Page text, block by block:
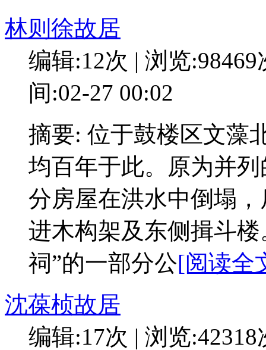
林则徐故居
编辑:12次 | 浏览:98469
间:02-27 00:02
摘要: 位于鼓楼区文藻
均百年于此。原为并
分房屋在洪水中倒塌
进木构架及东侧揖斗
祠”的一部分公[阅读全
沈葆桢故居
编辑:17次 | 浏览:42318